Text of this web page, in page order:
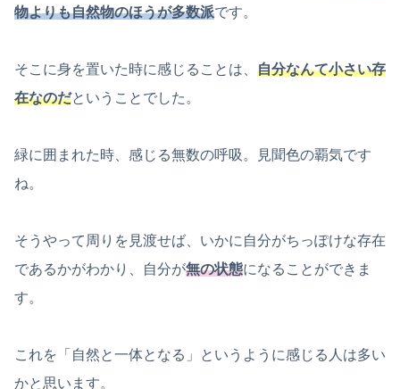
物よりも自然物のほうが多数派です。
そこに身を置いた時に感じることは、 自分なんて小さい存
在なのだということでした。
緑に囲まれた時、感じる無数の呼吸。見聞色の覇気です
ね。
そうやって周りを見渡せば、いかに自分がちっぽけな存在
であるかがわかり、自分が無の状態になることができま
す。
これを「自然と一体となる」というように感じる人は多い
かと思います。